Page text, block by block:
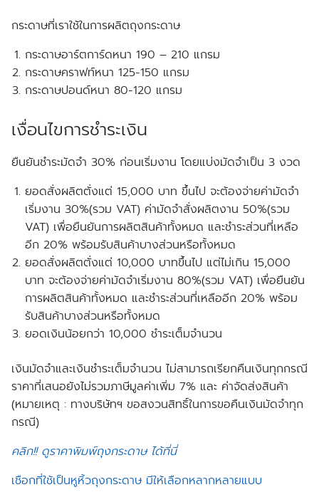
กระดาษที่เราใช้ในการผลิตถุงกระดาษ
กระดาษอาร์ตการ์ดหนา 190 – 210 แกรม
กระดาษคราฟท์หนา 125-150 แกรม
กระดาษปอนด์หนา 80-120 แกรม
เงื่อนไขการชำระเงิน
ยืนยันชำระมัดจำ 30% ก่อนเริ่มงาน โดยแบ่งมัดจำเป็น 3 งวด
ยอดสั่งผลิตตั่งแต่ 15,000 บาท ขึ้นไป จะต้องจ่ายค่ามัดจำ
เริ่มงาน 30%(รวม VAT) ค่ามัดจำสั่งผลิตงาน 50%(รวม
VAT) เพื่อยืนยันการผลิตสินค้าทั้งหมด และชำระส่วนที่เหลือ
อีก 20% พร้อมรับสินค้าบางส่วนหรือทั้งหมด
ยอดสั่งผลิตตั่งแต่ 10,000 บาทขึ้นไป แต่ไม่เกิน 15,000
บาท จะต้องจ่ายค่ามัดจำเริ่มงาน 80%(รวม VAT) เพื่อยืนยัน
การผลิตสินค้าทั้งหมด และชำระส่วนที่เหลืออีก 20% พร้อม
รับสินค้าบางส่วนหรือทั้งหมด
ยอดเงินน้อยกว่า 10,000 ชำระเต็มจำนวน
เงินมัดจำและเงินชำระเต็มจำนวน ไม่สามารถเรียกคืนเงินทุกกรณี
ราคาที่เสนอยังไม่รวมภาษีมูลค่าเพิ่ม 7% และ ค่าจัดส่งสินค้า
(หมายเหตุ : ทางบริษัทฯ ขอสงวนสิทธิ์ในการขอคืนเงินมัดจำทุก
กรณี)
คลิก!! ดูราคาพิมพ์ถุงกระดาษ ได้ที่นี่
เชือกที่ใช้เป็นหูหิ้วถุงกระดาษ มีให้เลือกหลากหลายแบบ